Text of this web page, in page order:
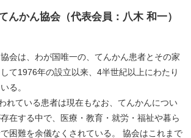
んかん協会（代表会員：八木 和一）
協会は、わが国唯一の、てんかん患者とその家
て1976年の設立以来、4半世紀以上にわたり
る。
れている患者は現在もなお、てんかんについ
在する中で、医療・教育・就労・福祉や暮ら
困難を余儀なくされている。 協会はこれまで